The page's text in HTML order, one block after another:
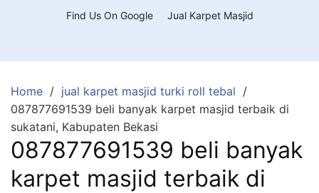
Find Us On Google Jual Karpet Masjid
Home
jual karpet masjid turki roll tebal
087877691539 beli banyak karpet masjid terbaik di
sukatani, Kabupaten Bekasi
087877691539 beli banyak
karpet masjid terbaik di